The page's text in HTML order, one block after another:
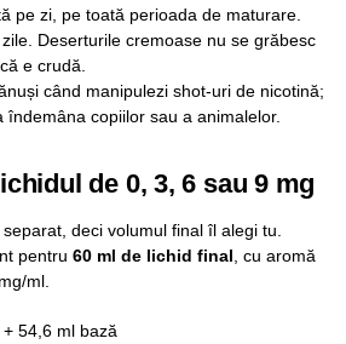
pe zi, pe toată perioada de maturare.
Deserturile cremoase nu se grăbesc
e crudă.
când manipulezi shot-uri de nicotină;
îndemâna copiilor sau a animalelor.
de 0, 3, 6 sau 9 mg
deci volumul final îl alegi tu.
pentru 60 ml de lichid final, cu aromă
ml.
54,6 ml bază